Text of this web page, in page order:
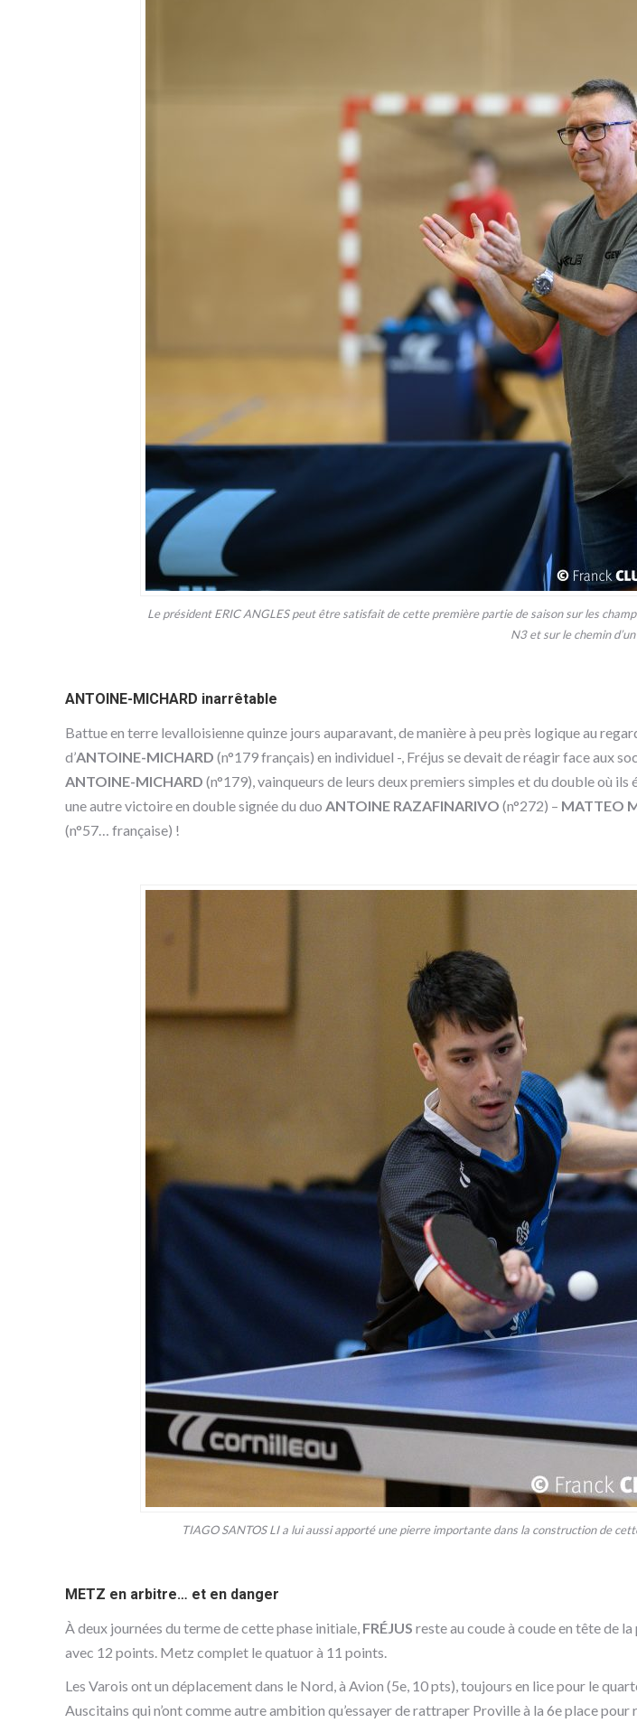
Le président ERIC ANGLES peut être satisfait de cette première partie de saison sur les
N3 et sur le chemin
ANTOINE-MICHARD inarrêtable
Battue en terre levalloisienne quinze jours auparavant, de manière à peu près logique au
d’ANTOINE-MICHARD (n°179 français) en individuel -, Fréjus se devait de réagir face aux
ANTOINE-MICHARD (n°179), vainqueurs de leurs deux premiers simples et du double où
une autre victoire en double signée du duo ANTOINE RAZAFINARIVO (n°272) – MATTEO
(n°57… française) !
TIAGO SANTOS LI a lui aussi apporté une pierre importante dans la construction de
METZ en arbitre… et en danger
À deux journées du terme de cette phase initiale, FRÉJUS reste au coude à coude en tête de
avec 12 points. Metz complet le quatuor à 11 points.
Les Varois ont un déplacement dans le Nord, à Avion (5e, 10 pts), toujours en lice pour le
Auscitains qui n’ont comme autre ambition qu’essayer de rattraper Proville à la 6e place